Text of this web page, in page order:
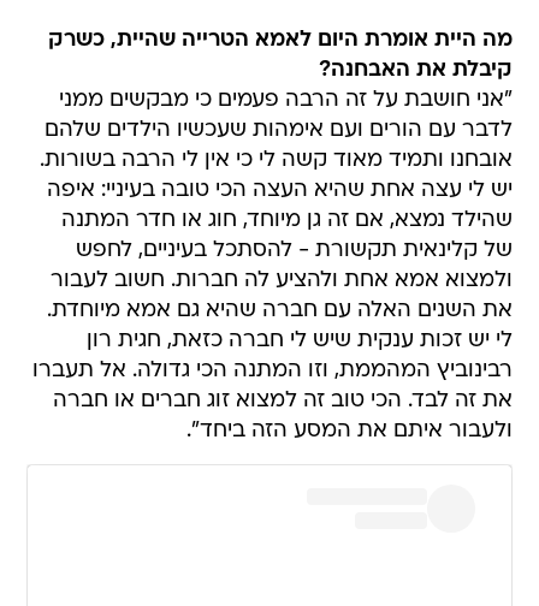
מה היית אומרת היום לאמא הטרייה שהיית, כשרק
קיבלת את האבחנה?
"אני חושבת על זה הרבה פעמים כי מבקשים ממני
לדבר עם הורים ועם אימהות שעכשיו הילדים שלהם
אובחנו ותמיד מאוד קשה לי כי אין לי הרבה בשורות.
יש לי עצה אחת שהיא העצה הכי טובה בעיניי: איפה
שהילד נמצא, אם זה גן מיוחד, חוג או חדר המתנה
של קלינאית תקשורת - להסתכל בעיניים, לחפש
ולמצוא אמא אחת ולהציע לה חברות. חשוב לעבור
את השנים האלה עם חברה שהיא גם אמא מיוחדת.
לי יש זכות ענקית שיש לי חברה כזאת, חגית רון
רבינוביץ המהממת, וזו המתנה הכי גדולה. אל תעברו
את זה לבד. הכי טוב זה למצוא זוג חברים או חברה
ולעבור איתם את המסע הזה ביחד".